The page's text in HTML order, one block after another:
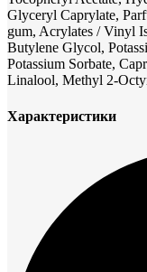
Glyceryl Caprylate,
gum, Acrylates / Vinyl
Butylene Glycol,
Potassium Sorbate,
Linalool, Methyl 2-
Характеристики